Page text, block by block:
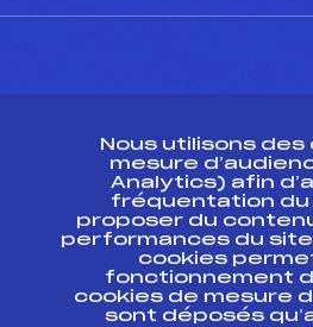
Ressources
Pass’Neige
Projet sportif fédéral
Projet de performance
Antidopage
Nous utilisons des
mesure
Analytics) afin
fréquentation du
proposer du
performances du
cookies
fonctionnement
cookies de mesure
sont déposés